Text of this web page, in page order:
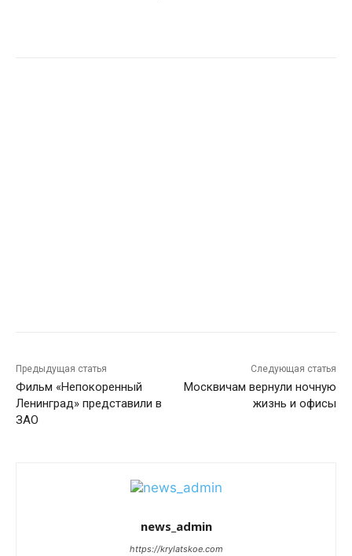
Предыдущая статья
Фильм «Непокоренный
Ленинград» представили в
ЗАО
Следующая статья
Москвичам вернули ночную
жизнь и офисы
news_admin
https://krylatskoe.com